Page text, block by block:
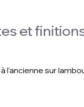
et
l'ancienne sur